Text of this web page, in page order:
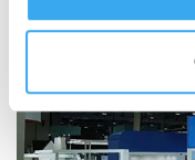
2025-03-15